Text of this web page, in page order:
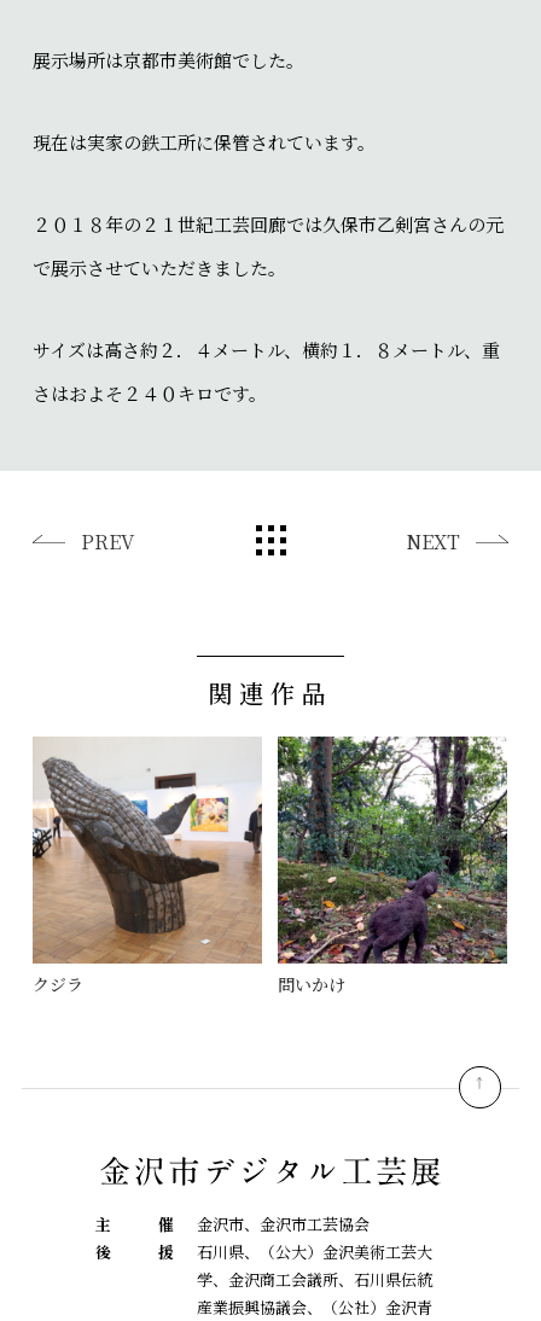
展示場所は京都市美術館でした。
現在は実家の鉄工所に保管されています。
２０１８年の２１世紀工芸回廊では久保市乙剣宮さんの元
で展示させていただきました。
サイズは高さ約２．４メートル、横約１．８メートル、重
さはおよそ２４０キロです。
PREV NEXT
関連作品
クジラ 問いかけ
主 催
金沢市、金沢市工芸協会
後
援
石川県、（公大）金沢美術工芸大
学、金沢商工会議所、石川県伝統
産業振興協議会、
（公社）金沢青